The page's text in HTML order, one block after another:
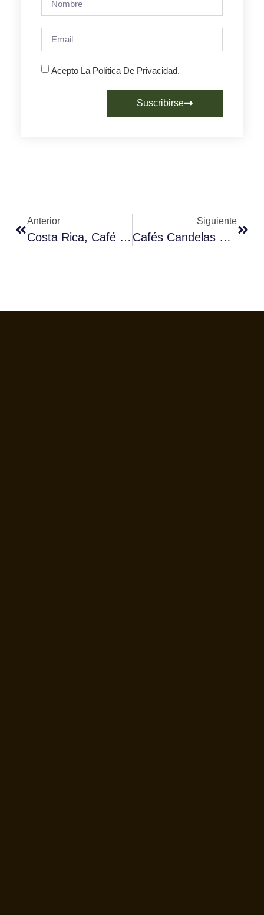
Acepto La Política De Privacidad.
Suscribirse
Anterior
Costa Rica, Café Con Valor Añadido
Siguiente
Cafés Candelas Será El Café Oficial Del Festival De Cine De Sitges